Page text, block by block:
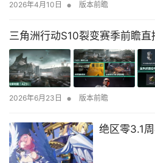
2026年4月10日 • 版本前瞻
三角洲行动S10裂变赛季前瞻直
2026年6月23日 • 版本前瞻
绝区零3.1